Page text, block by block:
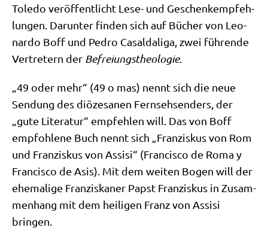
Tole­do ver­öf­fent­licht Lese- und Geschenk­emp­feh­
lun­gen. Dar­un­ter fin­den sich auf Bücher von Leo­
nar­do Boff und Pedro Casa­ld­a­li­ga, zwei füh­ren­de
Ver­tre­tern der Befrei­ungs­theo­lo­gie.
„49 oder mehr“ (49 o mas) nennt sich die neue
Sen­dung des diö­ze­sa­nen Fern­seh­sen­ders, der
„gute Lite­ra­tur“ emp­feh­len will. Das von Boff
emp­foh­le­ne Buch nennt sich „Fran­zis­kus von Rom
und Fran­zis­kus von Assi­si“ (Fran­cis­co de Roma y
Fran­cis­co de Asis). Mit dem wei­ten Bogen will der
ehe­ma­li­ge Fran­zis­ka­ner Papst Fran­zis­kus in Zusam­
men­hang mit dem hei­li­gen Franz von Assi­si
bringen.